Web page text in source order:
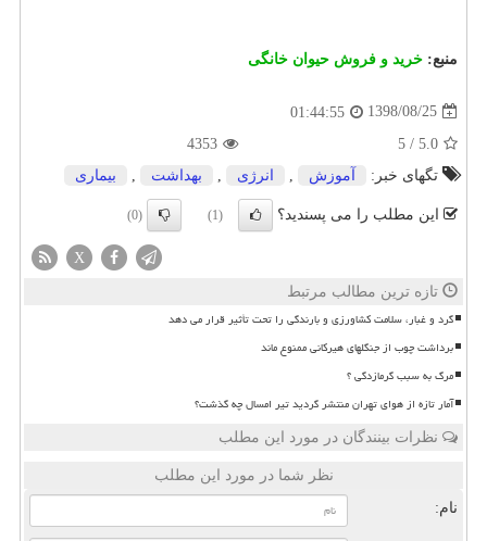
منبع: خرید و فروش حیوان خانگی
1398/08/25
01:44:55
5.0
/
5
4353
تگهای خبر:
آموزش انرژی بهداشت بیماری
این مطلب را می پسندید؟ (1)
(0)
X
تازه ترین مطالب مرتبط
گرد و غبار، سلامت کشاورزی و بارندگی را تحت تأثیر قرار می دهد
برداشت چوب از جنگلهای هیرکانی ممنوع ماند
مرگ به سبب گرمازدگی ؟
آمار تازه از هوای تهران منتشر گردید تیر امسال چه گذشت؟
نظرات بینندگان در مورد این مطلب
نظر شما در مورد این مطلب
نام: